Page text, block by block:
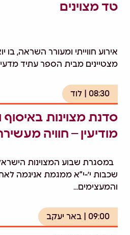
טד מצוינים
מצטיינים מבית הספר עתיד מדעים
08:30 לוד
סדנת מצוינות באיסוף
מודיעין – חוויה
במסגרת שבוע המצוינות
שכבות י’-י”א ממגמת אניגמה
והמעצימים...
09:00 באר יעקב